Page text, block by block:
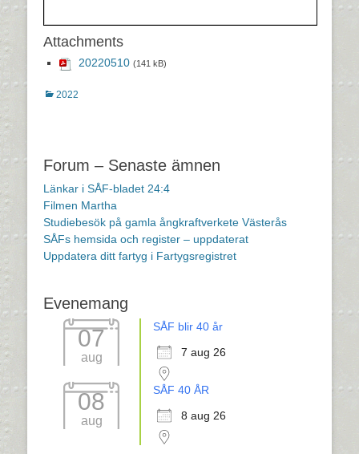
Attachments
20220510 (141 kB)
Kategorier
2022
Forum – Senaste ämnen
Länkar i SÅF-bladet 24:4
Filmen Martha
Studiebesök på gamla ångkraftverkete Västerås
SÅFs hemsida och register – uppdaterat
Uppdatera ditt fartyg i Fartygsregistret
Evenemang
07
aug
SÅF blir 40 år
7 aug 26
08
aug
SÅF 40 ÅR
8 aug 26